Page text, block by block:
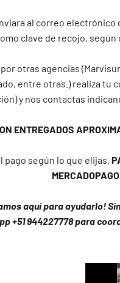
al correo
clave de recojo, según
otras agencias
entre otras.) realiza tu
y nos contactas
ENTREGADOS
pago según lo que elijas.
MERCADOPAGO
aquí para ayudarlo!
+51 944227778 para